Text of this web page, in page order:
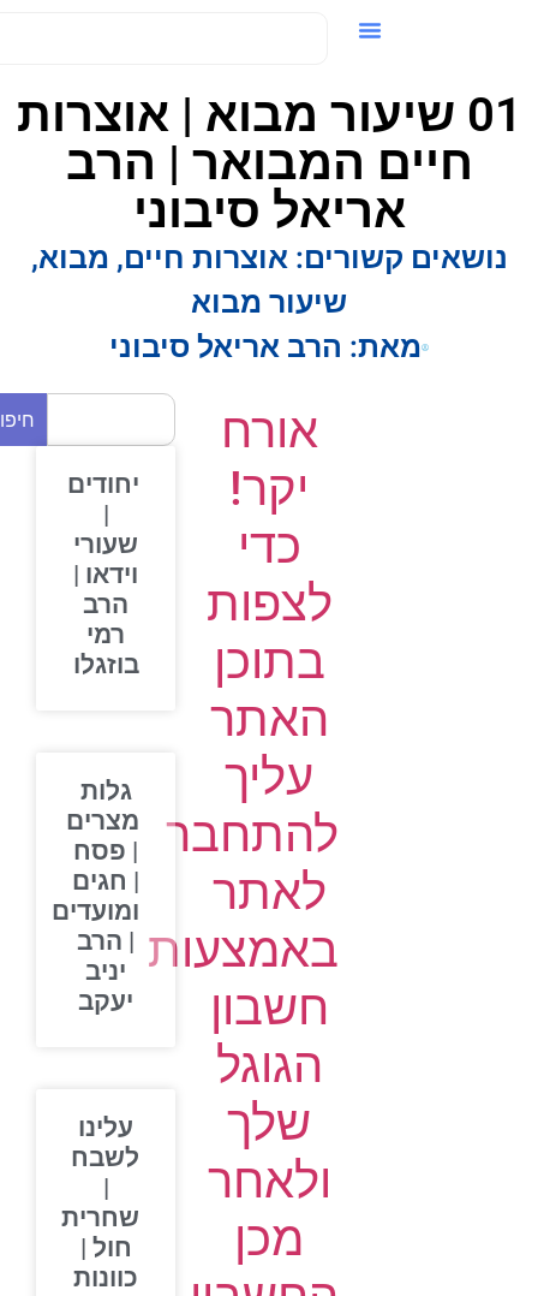
01 שיעור מבוא | אוצרות
חיים המבואר | הרב
אריאל סיבוני
נושאים קשורים: אוצרות חיים,מבוא,
שיעור מבוא
מאת:הרב אריאל סיבוני
אורח
יקר!
כדי
לצפות
בתוכן
האתר
עליך
להתחבר
לאתר
באמצעות
חשבון
הגוגל
שלך
ולאחר
מכן
חיפוש
יחודים
שעורי
וידאו |
הרב
רמי
בוזגלו
גלות
מצרים
| פסח
| חגים
ומועדים
| הרב
יניב
יעקב
עלינו
לשבח
שחרית
חול |
כוונות